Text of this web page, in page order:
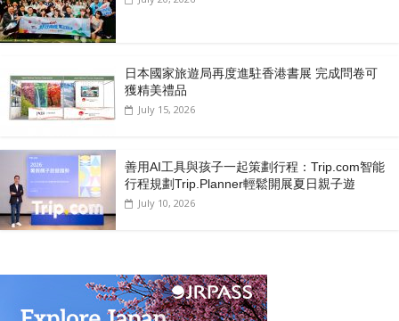
日本國家旅遊局再度進駐香港書展 完成問卷可
獲精美禮品
July 15, 2026
善用AI工具與孩子一起策劃行程：Trip.com智能
行程規劃Trip.Planner輕鬆開展夏日親子遊
July 10, 2026